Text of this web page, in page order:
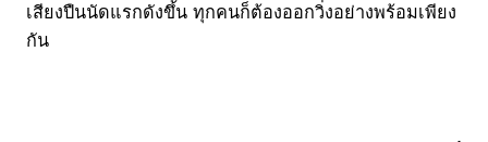
เสียงปืนนัดแรกดังขึ้น ทุกคนก็ต้องออกวิ่งอย่างพร้อมเพียง
กัน